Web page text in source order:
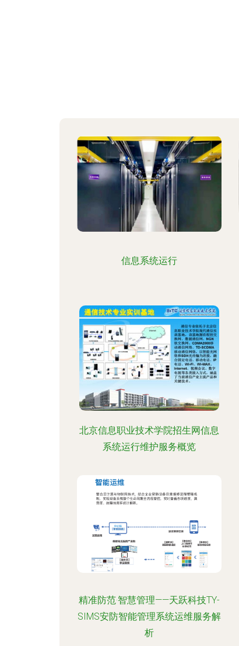
信息系统运行
北京信息职业技术学院招生网信息
系统运行维护服务概览
精准防范·智慧管理——天跃科技TY-
SIMS安防智能管理系统运维服务解
析